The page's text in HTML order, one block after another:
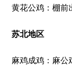
黄花公鸡：棚前
苏北地区
麻鸡成鸡：麻